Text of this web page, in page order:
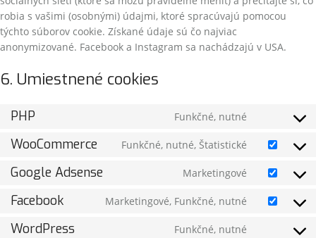
robia s vašimi (osobnými) údajmi, ktoré spracúvajú pomocou
týchto súborov cookie. Získané údaje sú čo najviac
anonymizované. Facebook a Instagram sa nachádzajú v USA.
6. Umiestnené cookies
PHP Funkčné, nutné
WooCommerce Funkčné, nutné, Štatistické
Google Adsense Marketingové
Facebook Marketingové, Funkčné, nutné
WordPress Funkčné, nutné